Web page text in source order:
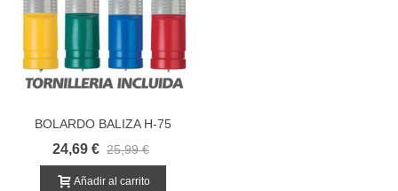
BOLARDO BALIZA H-75
FLEXIBLE - HITO DE
CARRETERA VERDE AZUL
24,69 € 25,99 €
Añadir al carrito